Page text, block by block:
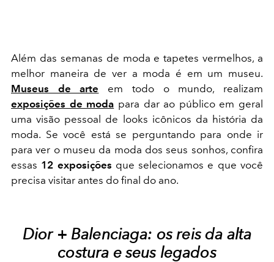
Além das semanas de moda e tapetes vermelhos, a
melhor maneira de ver a moda é em um museu.
Museus de arte em todo o mundo, realizam
exposições de moda para dar ao público em geral
uma visão pessoal de looks icônicos da história da
moda. Se você está se perguntando para onde ir
para ver o museu da moda dos seus sonhos, confira
essas 12 exposições que selecionamos e que você
precisa visitar antes do final do ano.
Dior + Balenciaga: os reis da alta
costura e seus legados